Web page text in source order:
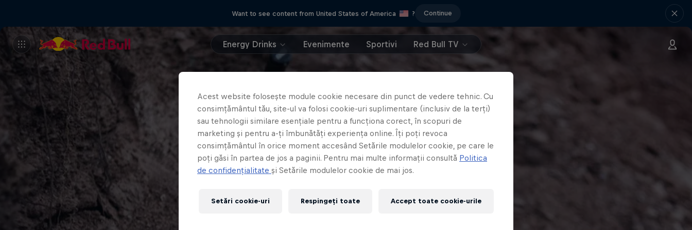
Want to see content from United States of America ? Continue
Energy Drinks Evenimente Sportivi Red Bull TV
Acest website folosește module cookie necesare din punct de vedere tehnic. Cu
consimțământul tău, site-ul va folosi cookie-uri suplimentare (inclusiv de la terți)
sau tehnologii similare esențiale pentru a funcționa corect, în scopuri de
marketing și pentru a-ți îmbunătăți experiența online. Îți poți revoca
consimțământul în orice moment accesând Setările modulelor cookie, pe care le
poți găsi în partea de jos a paginii. Pentru mai multe informații consultă Politica
de confidențialitate și Setările modulelor cookie de mai jos.
Setări cookie-uri Respingeți toate Accept toate cookie-urile